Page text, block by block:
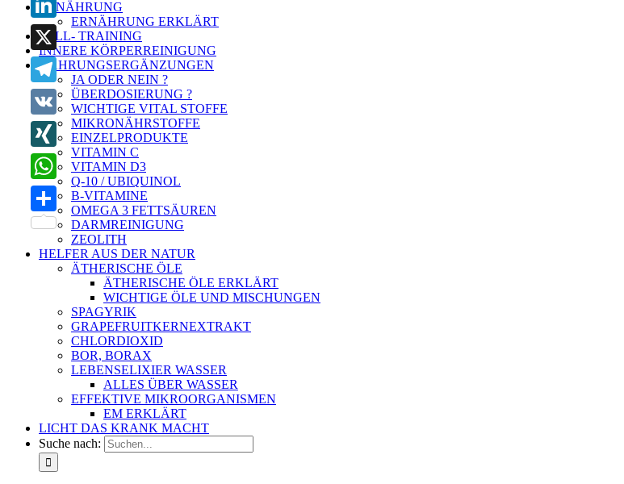
ERNÄHRUNG
ERNÄHRUNG ERKLÄRT
ZELL- TRAINING
INNERE KÖRPERREINIGUNG
NAHRUNGSERGÄNZUNGEN
JA ODER NEIN ?
ÜBERDOSIERUNG ?
WICHTIGE VITAL STOFFE
MIKRONÄHRSTOFFE
EINZELPRODUKTE
VITAMIN C
VITAMIN D3
Q-10 / UBIQUINOL
B-VITAMINE
OMEGA 3 FETTSÄUREN
DARMREINIGUNG
ZEOLITH
HELFER AUS DER NATUR
ÄTHERISCHE ÖLE
ÄTHERISCHE ÖLE ERKLÄRT
WICHTIGE ÖLE UND MISCHUNGEN
SPAGYRIK
GRAPEFRUITKERNEXTRAKT
CHLORDIOXID
BOR, BORAX
LEBENSELIXIER WASSER
ALLES ÜBER WASSER
EFFEKTIVE MIKROORGANISMEN
EM ERKLÄRT
LICHT DAS KRANK MACHT
Suche nach:
LinkedIn
X
Telegram
VK
XING
WhatsApp
Teilen